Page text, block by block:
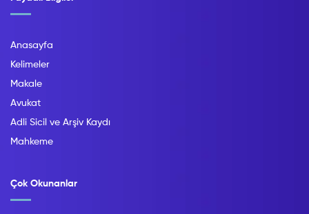
Anasayfa
Kelimeler
Makale
Avukat
Adli Sicil ve Arşiv Kaydı
Mahkeme
Çok Okunanlar